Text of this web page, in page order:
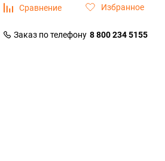
Сравнение Избранное
Заказ по телефону 8 800 234 5155